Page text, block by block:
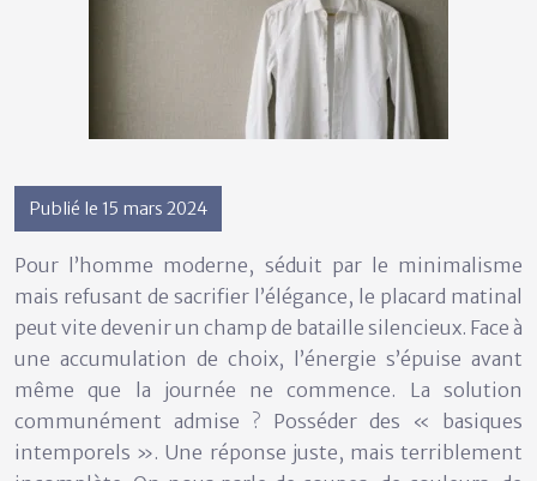
Publié le 15 mars 2024
Pour l’homme moderne, séduit par le minimalisme
mais refusant de sacrifier l’élégance, le placard matinal
peut vite devenir un champ de bataille silencieux. Face à
une accumulation de choix, l’énergie s’épuise avant
même que la journée ne commence. La solution
communément admise ? Posséder des « basiques
intemporels ». Une réponse juste, mais terriblement